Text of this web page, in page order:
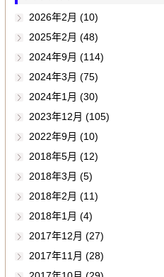
2026年2月 (10)
2025年2月 (48)
2024年9月 (114)
2024年3月 (75)
2024年1月 (30)
2023年12月 (105)
2022年9月 (10)
2018年5月 (12)
2018年3月 (5)
2018年2月 (11)
2018年1月 (4)
2017年12月 (27)
2017年11月 (28)